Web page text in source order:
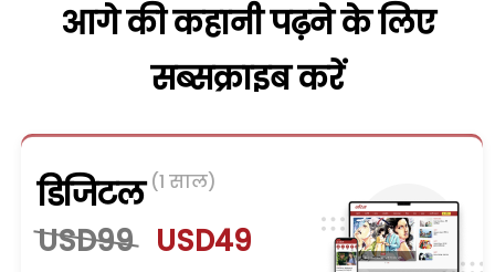
आगे की कहानी पढ़ने के लिए
सब्सक्राइब करें
डिजिटल (1 साल)
USD99 USD49